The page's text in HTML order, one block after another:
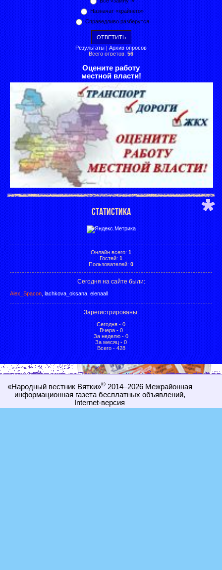
Назначат «крайнего»
Справедливо разберутся
Результаты | Архив опросов
Всего ответов: 56
Оцените работу
местной власти!
СТАТИСТИКА
Онлайн всего: 1
Гостей: 1
Пользователей: 0
Сегодня на сайте были:
Alex_Spacon lachkova_oksana elenaall
Зарегистрированы:
Сегодня - 0
Вчера - 0
За неделю - 0
За месяц - 0
Всего - 428
«Народный вестник Вятки»©2014–2026 Межрайонная
информационная газета бесплатных объявлений,
Internet-версия